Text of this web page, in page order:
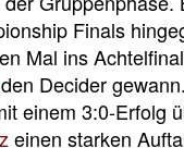
Finals
Mal ins
den Decider
einem 3:0-Erfolg
einen starken